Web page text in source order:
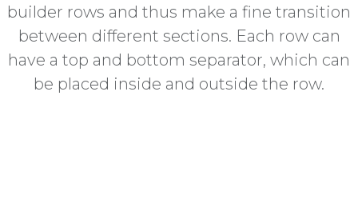
builder rows and thus make a fine transition
between different sections. Each row can
have a top and bottom separator, which can
be placed inside and outside the row.